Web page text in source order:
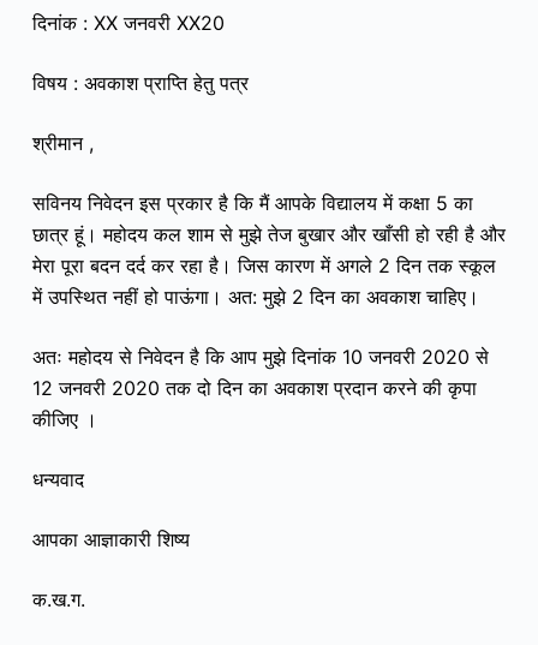
दिनांक : XX जनवरी XX20
विषय : अवकाश प्राप्ति हेतु पत्र
श्रीमान ,
सविनय निवेदन इस प्रकार है कि मैं आपके विद्यालय में कक्षा 5 का
छात्र हूं। महोदय कल शाम से मुझे तेज बुखार और खाँसी हो रही है और
मेरा पूरा बदन दर्द कर रहा है। जिस कारण में अगले 2 दिन तक स्कूल
में उपस्थित नहीं हो पाऊंगा। अत: मुझे 2 दिन का अवकाश चाहिए।
अतः महोदय से निवेदन है कि आप मुझे दिनांक 10 जनवरी 2020 से
12 जनवरी 2020 तक दो दिन का अवकाश प्रदान करने की कृपा
कीजिए ।
धन्यवाद
आपका आज्ञाकारी शिष्य
क.ख.ग.